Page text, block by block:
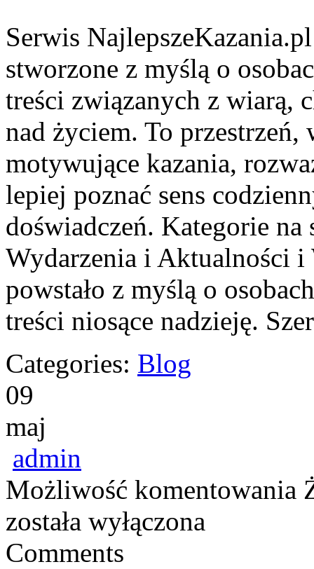
Serwis
stworzone z myślą o
treści związanych z wiarą,
nad życiem. To
motywujące kazania,
lepiej poznać sens
doświadczeń. Kategorie
Wydarzenia i Aktualności i
powstało z myślą o
treści niosące nadzieję.
Categories: Blog
09
maj
admin
Możliwość komentowania
została wyłączona
Comments